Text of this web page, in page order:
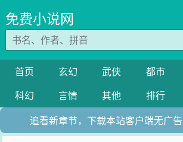
免费小说网
首页 玄幻 武侠 都市
科幻
言情 其他 排行
追看新章节，下载本站客户端无广